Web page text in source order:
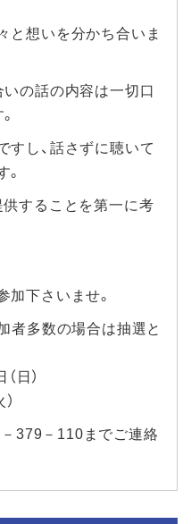
と想いを分かち合いま
いの話の内容は一切口
すし、話さずに聴いて
供することを第一に考
加下さいませ。
者多数の場合は抽選と
日）
379－110までご連絡